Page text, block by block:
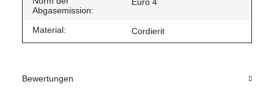
Abgasemission:
Euro 4
Material: Cordierit
Bewertungen